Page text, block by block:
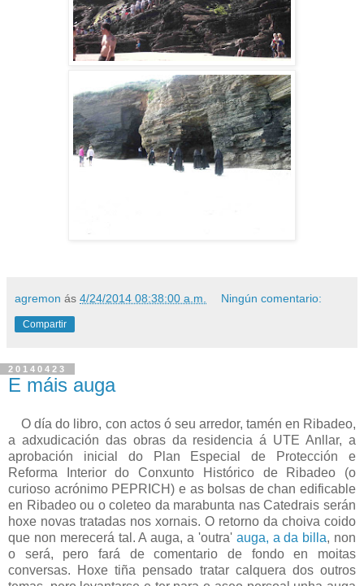
agremon ás 4/24/2014 08:38:00 a.m. Ningún comentario:
Compartir
20140423
E máis auga
O día do libro, con actos ó seu arredor, tamén en Ribadeo,
a adxudicación das obras da residencia á UTE Anllar, a
aprobación inicial do Plan Especial de Protección e
Reforma Interior do Conxunto Histórico de Ribadeo (o
curioso acrónimo PEPRICH) e as bolsas de chan edificable
en Ribadeo ou o coleteo da marabunta nas Catedrais serán
hoxe novas tratadas nos xornais. O retorno da choiva coido
que non merecerá tal. A auga, a 'outra' auga, a da billa, non
o será, pero fará de comentario de fondo en moitas
conversas. Hoxe tiña pensado tratar calquera dos outros